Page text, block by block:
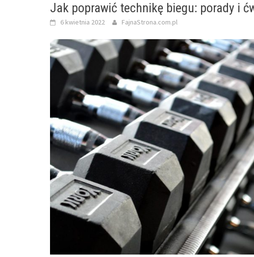
Jak poprawić technikę biegu: porady i
6 kwietnia 2022 FajnaStrona.com.pl